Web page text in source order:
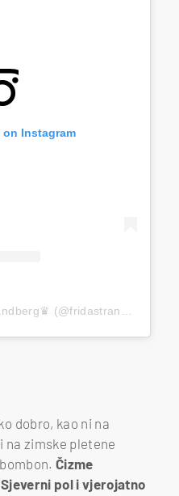
Instagram
A post shared by Fridastrandberg♛ (@fridastrandbergg)
dobro, kao ni na
zimske pletene
Čizme
pol i vjerojatno